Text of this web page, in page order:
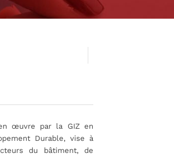
œuvre par la GIZ en
Durable, vise à
du bâtiment, de